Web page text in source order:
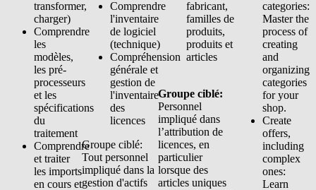
transformer,
charger)
Comprendre
les
modèles,
les pré-
processeurs
et les
spécifications
du
traitement
Comprendre
et traiter
les imports
en cours et
Comprendre
l'inventaire
de logiciel
(technique)
Compréhension
générale et
gestion de
l'inventaire
des
licences
Groupe ciblé:
Tout personnel
impliqué dans la
gestion d'actifs
fabricant,
familles de
produits,
produits et
articles
Groupe ciblé:
Personnel
impliqué dans
l’attribution de
licences, en
particulier
lorsque des
articles uniques
categories:
Master the
process of
creating
and
organizing
categories
for your
shop.
Create
offers,
including
complex
ones:
Learn